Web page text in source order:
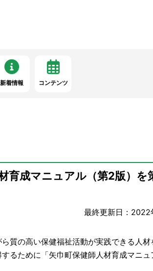
新着情報 コンテンツ
育成マニュアル（第2版）を
最終更新日：2022
質の高い保健福祉活動が実践できる人材
るために「矢巾町保健師人材育成マニ